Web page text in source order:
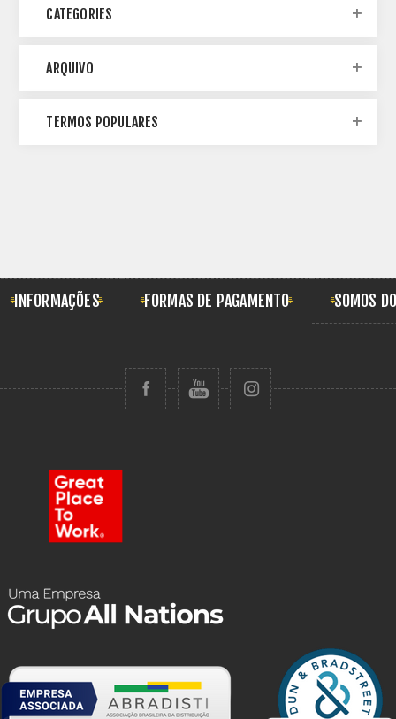
CATEGORIES
ARQUIVO
TERMOS POPULARES
INFORMAÇÕES FORMAS DE PAGAMENTO SOMOS